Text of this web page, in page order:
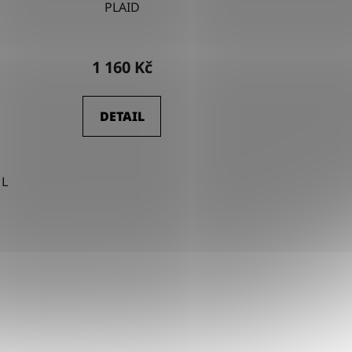
PLAID
1 160 Kč
DETAIL
L